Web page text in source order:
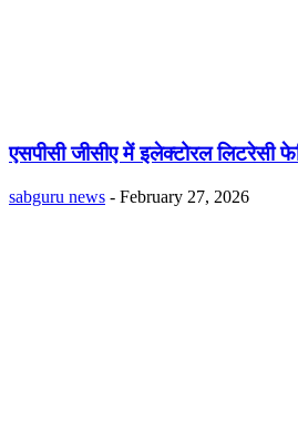
एसपीसी जीसीए में इलेक्टोरल लिटरेसी
sabguru news - February 27, 2026